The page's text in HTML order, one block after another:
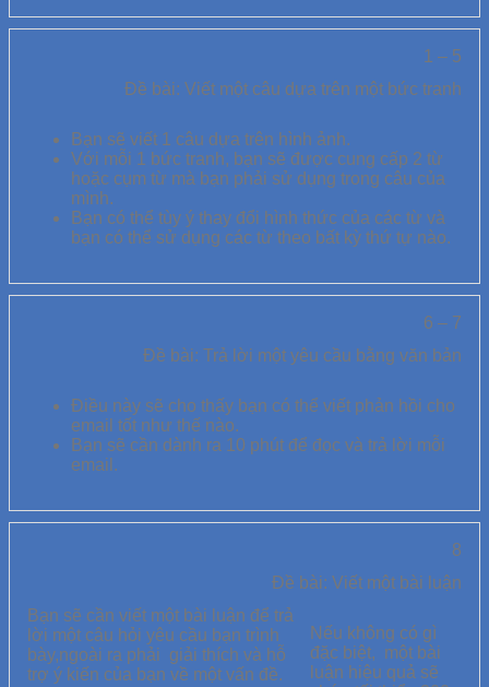
1 – 5
Đề bài: Viết một câu dựa trên một bức tranh
Bạn sẽ viết 1 câu dựa trên hình ảnh.
Với mỗi 1 bức tranh, bạn sẽ được cung cấp 2 từ
hoặc cụm từ mà bạn phải sử dụng trong câu của
mình.
Bạn có thể tùy ý thay đổi hình thức của các từ và
bạn có thể sử dụng các từ theo bất kỳ thứ tự nào.
6 – 7
Đề bài: Trả lời một yêu cầu bằng văn bản
Điều này sẽ cho thấy bạn có thể viết phản hồi cho
email tốt như thế nào.
Bạn sẽ cần dành ra 10 phút để đọc và trả lời mỗi
email.
8
Đề bài: Viết một bài luận
Bạn sẽ cần viết một bài luận để trả
lời một câu hỏi yêu cầu bạn trình
bày,ngoài ra phải giải thích và hỗ
trợ ý kiến ​​của bạn về một vấn đề.
Nếu không có gì
đặc biệt, một bài
luận hiệu quả sẽ